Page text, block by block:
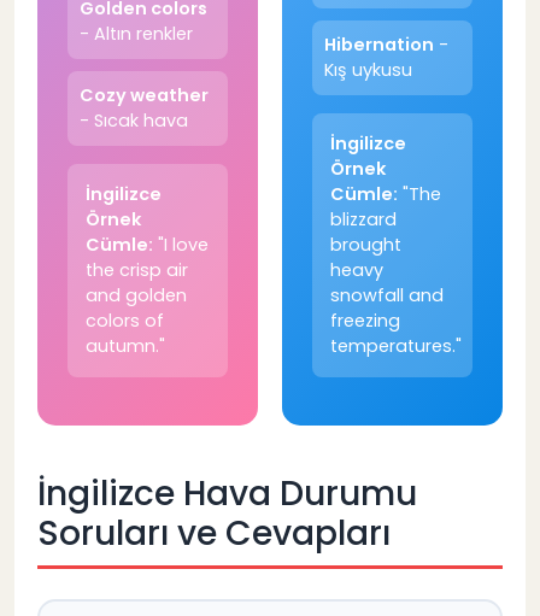
Golden colors
- Altın renkler
Cozy weather
- Sıcak hava
İngilizce
Örnek
Cümle: "I love
the crisp air
and golden
colors of
autumn."
Hibernation -
Kış uykusu
İngilizce
Örnek
Cümle: "The
blizzard
brought
heavy
snowfall and
freezing
temperatures."
İngilizce Hava Durumu
Soruları ve Cevapları